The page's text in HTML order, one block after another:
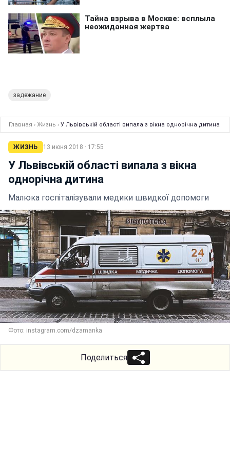
задежание
Главная › Жизнь › У Львівській області випала з вікна однорічна дитина
ЖИЗНЬ 13 июня 2018 · 17:55
У Львівській області випала з вікна
однорічна дитина
Малюка госпіталізували медики швидкої допомоги
Фото: instagram.com/dzamanka
Поделиться